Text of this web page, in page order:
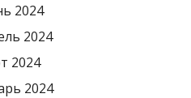
2024
2024
2024
2024